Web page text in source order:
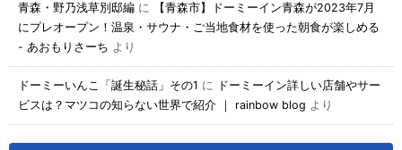
青森・野乃浅草別邸編 に
【青森市】ドーミーイン青森が2023年7月
にプレオープン！温泉・サウナ・ご当地食材を使った朝食が楽しめる
- あおもりさーち より
ドーミーいんこ「誕生秘話」その1 に ドーミーイン詳しい店舗やサー
ビスは？マツコの知らない世界で紹介 ｜ rainbow blog より